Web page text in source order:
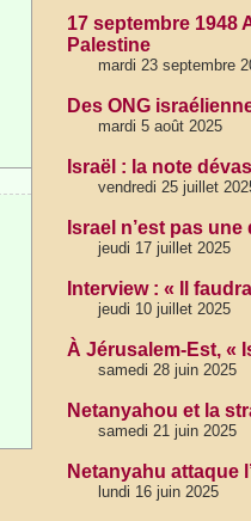
17 septembre 1948
Palestine
mardi 23 septembre
Des ONG
mardi 5 août 2025
Israël : la note
vendredi 25 juillet
Israel n’est pas
jeudi 17 juillet 2025
Interview : « Il
jeudi 10 juillet 2025
À Jérusalem-Est, «
samedi 28 juin 2025
Netanyahou et la
samedi 21 juin 2025
Netanyahu attaque
lundi 16 juin 2025